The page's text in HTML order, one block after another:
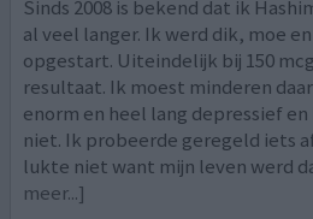
Sinds 2008 is bekend dat ik
al veel langer. Ik werd dik, moe
opgestart. Uiteindelijk bij 150
resultaat. Ik moest minderen
enorm en heel lang depressief
niet. Ik probeerde geregeld iets
lukte niet want mijn leven werd
meer...]